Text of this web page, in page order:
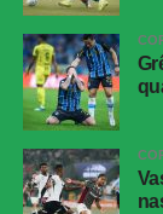
Competição
Local
Data
Horário
Cartões